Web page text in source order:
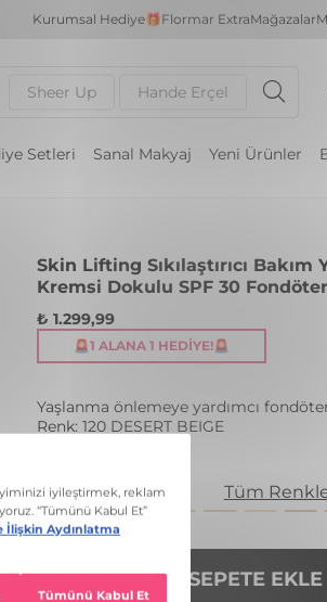
Kurumsal Hediye🎁Flormar ExtraMağazalar
Sheer Up Hande Erçel
Setleri Sanal Makyaj Yeni Ürünler
Skin Lifting Sıkılaştırıcı Bakım
Kremsi Dokulu SPF 30
Yaşlanma önlemeye yardımcı
Renk: 120 DESERT BEIGE
₺ 1.299,99
🚨1 ALANA 1 HEDIYE!🚨
16 Renk Tüm
1 SEPETE EKLE